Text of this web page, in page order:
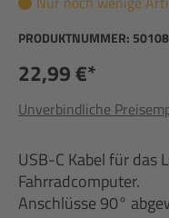
PRODUKTNUMMER:
22,99 €*
Unverbindliche
USB-C Kabel für das
Fahrradcomputer.
Anschlüsse 90°